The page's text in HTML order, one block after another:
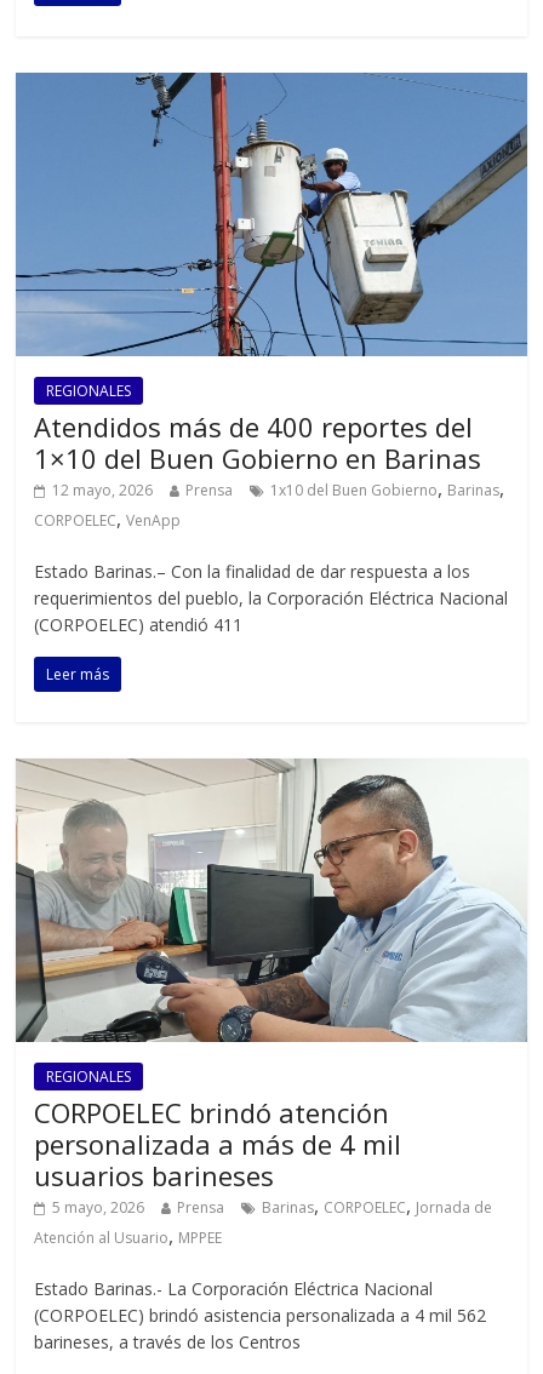
REGIONALES
Atendidos más de 400 reportes del
1×10 del Buen Gobierno en Barinas
12 mayo, 2026 Prensa 1x10 del Buen Gobierno, Barinas,
CORPOELEC,VenApp
Estado Barinas.– Con la finalidad de dar respuesta a los
requerimientos del pueblo, la Corporación Eléctrica Nacional
(CORPOELEC) atendió 411
Leer más
REGIONALES
CORPOELEC brindó atención
personalizada a más de 4 mil
usuarios barineses
5 mayo, 2026 Prensa Barinas, CORPOELEC, Jornada de
Atención al Usuario, MPPEE
Estado Barinas.- La Corporación Eléctrica Nacional
(CORPOELEC) brindó asistencia personalizada a 4 mil 562
barineses, a través de los Centros